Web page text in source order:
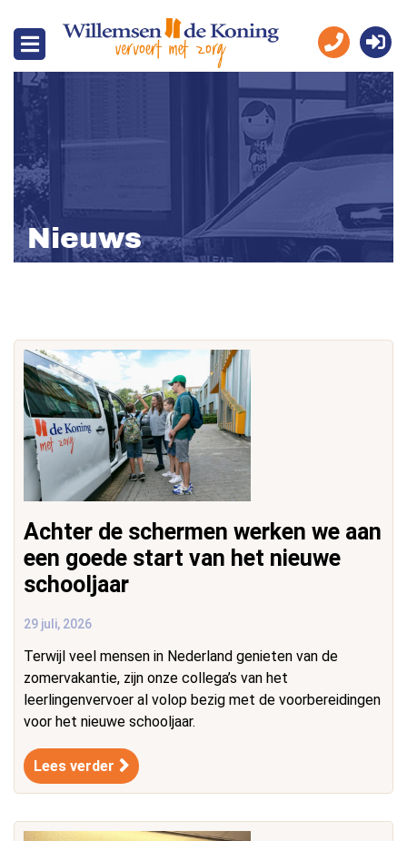
Nieuws
Achter de schermen werken we aan
een goede start van het nieuwe
schooljaar
29 juli, 2026
Terwijl veel mensen in Nederland genieten van de
zomervakantie, zijn onze collega’s van het
leerlingenvervoer al volop bezig met de voorbereidingen
voor het nieuwe schooljaar.
Lees verder